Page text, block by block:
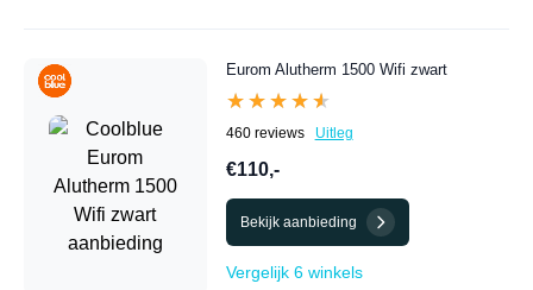
Eurom Alutherm 1500 Wifi zwart
★★★★★
★★★★★
460 reviews Uitleg
€110,-
Bekijk aanbieding
Vergelijk 6 winkels